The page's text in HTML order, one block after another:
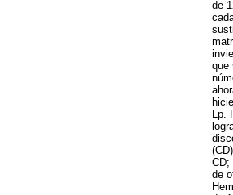
de
que
Lp.
CD;
de